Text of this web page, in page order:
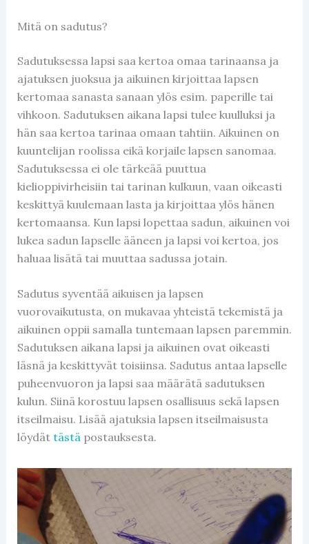
Mitä on sadutus?
Sadutuksessa lapsi saa kertoa omaa tarinaansa ja
ajatuksen juoksua ja aikuinen kirjoittaa lapsen
kertomaa sanasta sanaan ylös esim. paperille tai
vihkoon. Sadutuksen aikana lapsi tulee kuulluksi ja
hän saa kertoa tarinaa omaan tahtiin. Aikuinen on
kuuntelijan roolissa eikä korjaile lapsen sanomaa.
Sadutuksessa ei ole tärkeää puuttua
kielioppivirheisiin tai tarinan kulkuun, vaan oikeasti
keskittyä kuulemaan lasta ja kirjoittaa ylös hänen
kertomaansa. Kun lapsi lopettaa sadun, aikuinen voi
lukea sadun lapselle ääneen ja lapsi voi kertoa, jos
haluaa lisätä tai muuttaa sadussa jotain.
Sadutus syventää aikuisen ja lapsen
vuorovaikutusta, on mukavaa yhteistä tekemistä ja
aikuinen oppii samalla tuntemaan lapsen paremmin.
Sadutuksen aikana lapsi ja aikuinen ovat oikeasti
läsnä ja keskittyvät toisiinsa. Sadutus antaa lapselle
puheenvuoron ja lapsi saa määrätä sadutuksen
kulun. Siinä korostuu lapsen osallisuus sekä lapsen
itseilmaisu. Lisää ajatuksia lapsen itseilmaisusta
löydät tästäpostauksesta.